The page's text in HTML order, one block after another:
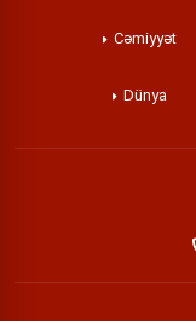
Cəmiyyət
Dünya